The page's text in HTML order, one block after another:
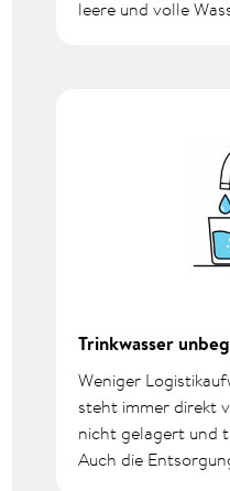
leere und volle
Trinkwasser
Weniger
steht immer direkt
nicht gelagert und
Auch die